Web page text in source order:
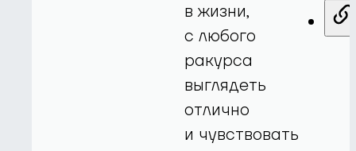
в жизни,
с любого
ракурса
выглядеть
отлично
и чувствовать